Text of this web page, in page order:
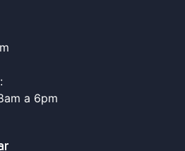
a 6pm